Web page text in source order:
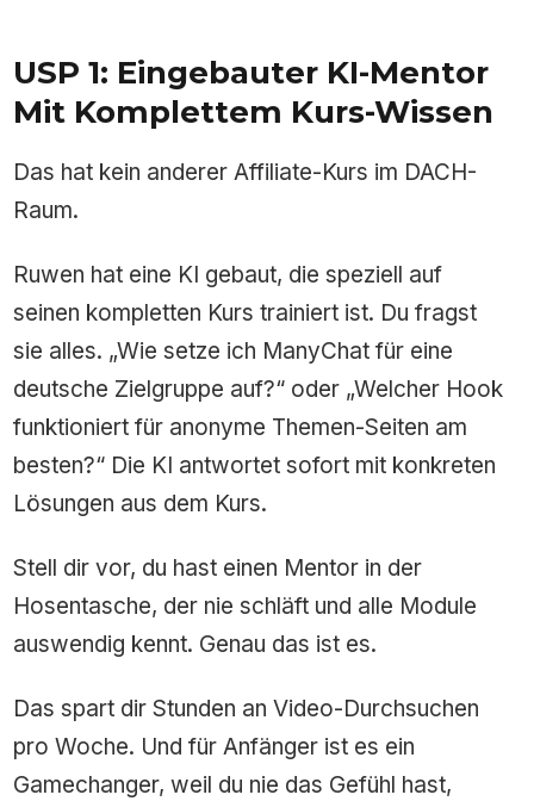
USP 1: Eingebauter KI-Mentor
Mit Komplettem Kurs-Wissen
Das hat kein anderer Affiliate-Kurs im DACH-
Raum.
Ruwen hat eine KI gebaut, die speziell auf
seinen kompletten Kurs trainiert ist. Du fragst
sie alles. „Wie setze ich ManyChat für eine
deutsche Zielgruppe auf?“ oder „Welcher Hook
funktioniert für anonyme Themen-Seiten am
besten?“ Die KI antwortet sofort mit konkreten
Lösungen aus dem Kurs.
Stell dir vor, du hast einen Mentor in der
Hosentasche, der nie schläft und alle Module
auswendig kennt. Genau das ist es.
Das spart dir Stunden an Video-Durchsuchen
pro Woche. Und für Anfänger ist es ein
Gamechanger, weil du nie das Gefühl hast,